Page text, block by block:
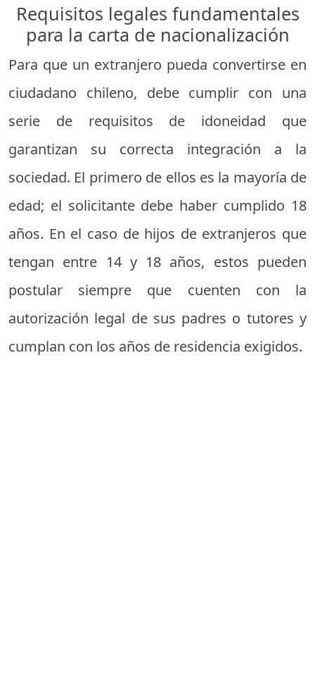
Requisitos legales fundamentales
para la carta de nacionalización
Para que un extranjero pueda convertirse en
ciudadano chileno, debe cumplir con una
serie de requisitos de idoneidad que
garantizan su correcta integración a la
sociedad. El primero de ellos es la mayoría de
edad; el solicitante debe haber cumplido 18
años. En el caso de hijos de extranjeros que
tengan entre 14 y 18 años, estos pueden
postular siempre que cuenten con la
autorización legal de sus padres o tutores y
cumplan con los años de residencia exigidos.